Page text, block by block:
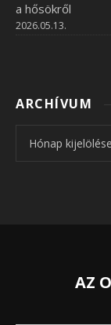
a hősökről
2026.05.13.
ARCHÍVUM
AZ